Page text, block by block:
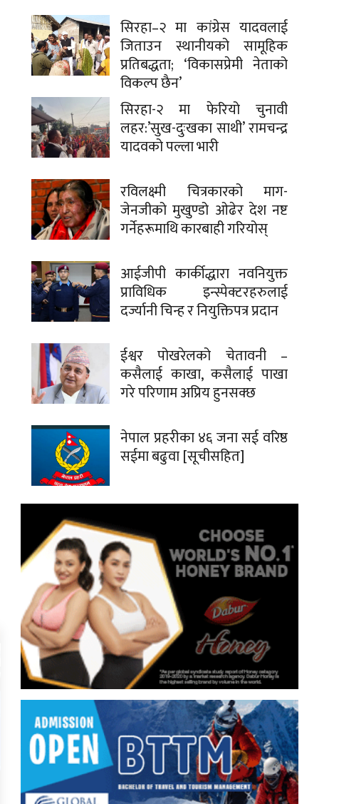
सिरहा–२ मा कांग्रेस यादवलाई
जिताउन स्थानीयको सामूहिक
प्रतिबद्धता; ‘विकासप्रेमी नेताको
विकल्प छैन’
सिरहा-२ मा फेरियो चुनावी
लहर:’सुख-दुःखका साथी’ रामचन्द्र
यादवको पल्ला भारी
रविलक्ष्मी चित्रकारको माग-
जेनजीको मुखुण्डो ओढेर देश नष्ट
गर्नेहरूमाथि कारबाही गरियोस्
आईजीपी कार्कीद्धारा नवनियुक्त
प्राविधिक इन्स्पेक्टरहरुलाई
दर्ज्यानी चिन्ह र नियुक्तिपत्र प्रदान
ईश्वर पोखरेलको चेतावनी –
कसैलाई काखा, कसैलाई पाखा
गरे परिणाम अप्रिय हुनसक्छ
नेपाल प्रहरीका ४६ जना सई वरिष्ठ
सईमा बढुवा [सूचीसहित]